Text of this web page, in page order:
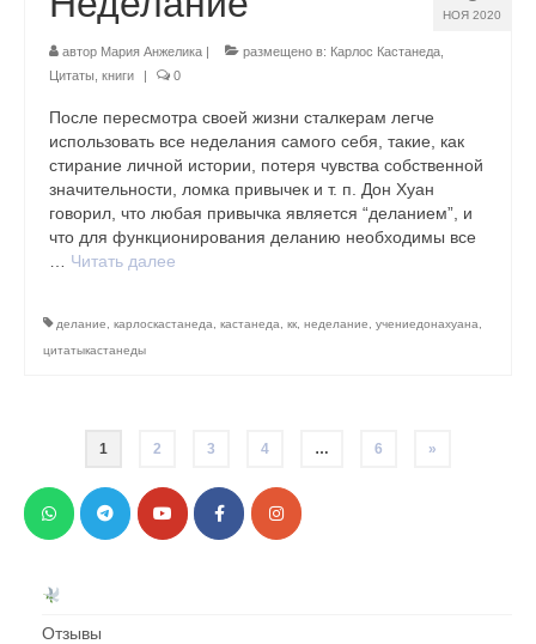
НОЯ 2020
автор Мария Анжелика | размещено в: Карлос Кастанеда
Цитаты, книги
| 0
После пересмотра своей жизни сталкерам легче
использовать все неделания самого себя, такие, как
стирание личной истории, потеря чувства собственной
значительности, ломка привычек и т. п. Дон Хуан
говорил, что любая привычка является “деланием”, и
что для функционирования деланию необходимы все
Читать далее
делание карлоскастанеда кастанеда кк неделание учениедонахуана
цитатыкастанеды
Навигация
по
записям
1 2 3 4 … 6 »
Отзывы